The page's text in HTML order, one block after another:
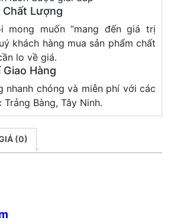
Chất Lượng
mong muốn “mang đến giá trị
khách hàng mua sản phẩm chất
lo về giá.
Giao Hàng
nhanh chóng và miễn phí với các
Bàng, Tây Ninh.
(0)